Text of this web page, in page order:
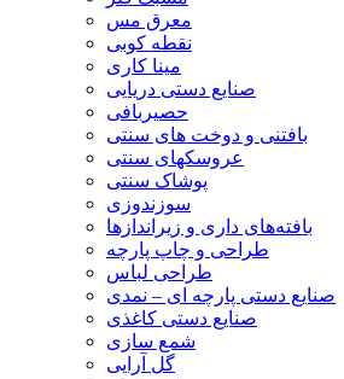
معرق مس
نقطه کوبی
مینا کاری
صنایع دستی دریایی
حصیربافی
بافتنی‌ و دوخت های سنتی
عروسکهای سنتی
پوشاک سنتی
سوزندوزی
بافته‌های داری و زیراندازها
طراحی و چاپ پارچه
طراحی لباس
صنایع دستی پارچه ای – نمدی
صنایع دستی کاغذی
شمع سازی
گل آرایی